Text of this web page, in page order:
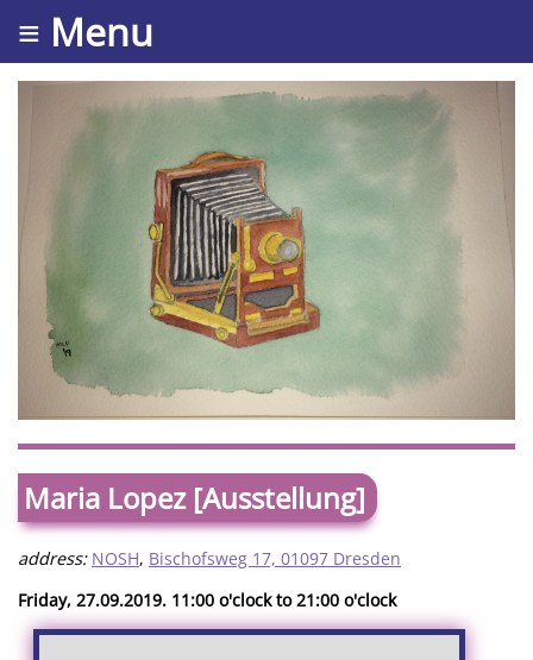
≡ Menu
Maria Lopez [Ausstellung]
address: NOSH, Bischofsweg 17, 01097 Dresden
Friday, 27.09.2019. 11:00 o'clock to 21:00 o'clock